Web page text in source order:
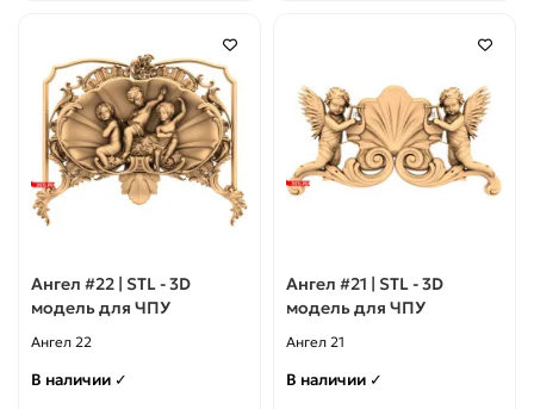
Ангел #22 | STL - 3D
модель для ЧПУ
Ангел 22
В наличии ✓
Ангел #21 | STL - 3D
модель для ЧПУ
Ангел 21
В наличии ✓